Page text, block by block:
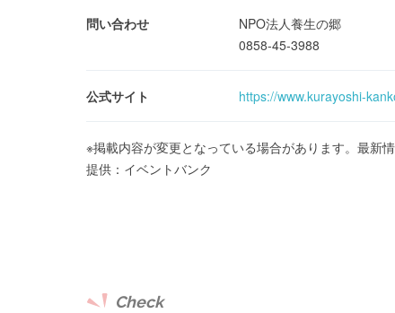
問い合わせ
NPO法人養生の郷
0858-45-3988
公式サイト https://www.kurayoshi-
※掲載内容が変更となっている場合があります。最新
提供：イベントバンク
Check